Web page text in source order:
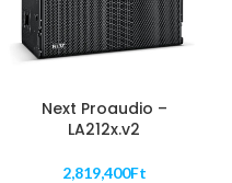
Next Proaudio –
LA212x.v2
2,819,400Ft